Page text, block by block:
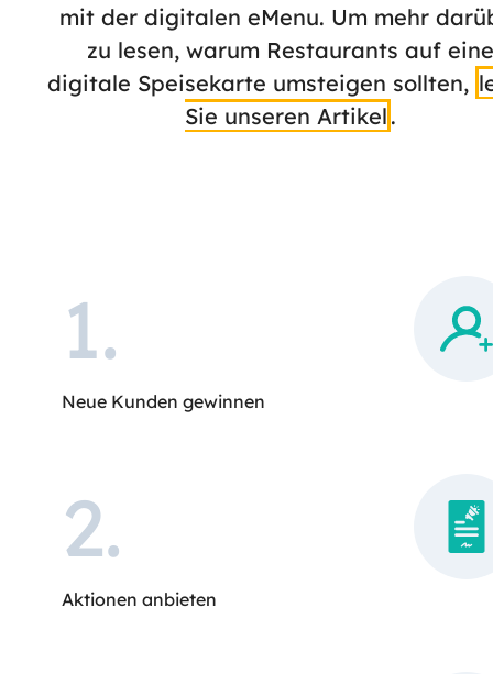
mit der digitalen eMenu. Um mehr
zu lesen, warum Restaurants auf eine
digitale Speisekarte umsteigen sollten,
Sie unseren Artikel .
1.
Neue Kunden gewinnen
2.
Aktionen anbieten